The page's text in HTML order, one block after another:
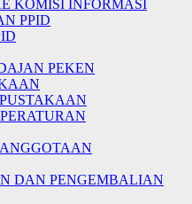
KOMISI INFORMASI
PPID
PEKEN
DAN PENGEMBALIAN